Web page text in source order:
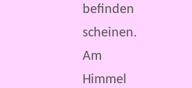
befinden
scheinen.
Am
Himmel